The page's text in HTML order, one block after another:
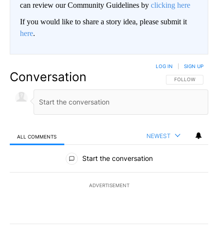
can review our Community Guidelines by clicking here
If you would like to share a story idea, please submit it
here.
Conversation FOLLOW THIS
FOLLOW
LOG IN SIGN UP
ALL COMMENTS NEWEST
All Comments
Start the conversation
ADVERTISEMENT